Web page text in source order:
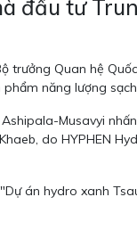
đầu tư
Quan hệ
năng lượng
Musavyi
do HYPHEN
án hydro xanh